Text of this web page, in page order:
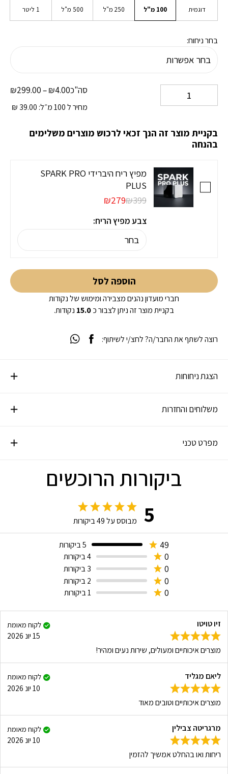
דוגמית 100 מ"ל 250 מ"ל 500 מ"ל 1 ליטר
בחר ניחוח:
סה"כ ₪4.00
–
₪299.00
מחיר ל 100 מ״ל: ₪ 39.00
בקניית מוצר זה הנך זכאי לרכוש מוצרים משלימים
בהנחה
מפיץ ריח היברידי SPARK PRO
PLUS
₪399
₪279
צבע מפיץ הריח:
הוספה לסל
חברי מועדון נהנים מצבירה ומימוש של נקודות
בקניית מוצר זה ניתן לצבור כ15.0 נקודות.
הצגת ניחוחות
משלוחים והחזרות
מפרט טכני
רוצה לשתף את החבר/ה? לחצ/י לשיתוף:
ביקורות הרוכשים
5 מבוסס על49ביקורות
49 5 ביקורות
0 4 ביקורות
0 3 ביקורות
0 2 ביקורות
0 1 ביקורות
זיו טויטו לקוח מאומת
15 יונ 2026
מוצרים איכותיים ומעולים, שירות נעים ומהיר!
ליאם מגליד לקוח מאומת
10 יונ 2026
מוצרים איכותיים וטובים מאוד
מרגריטה צבילין לקוח מאומת
10 יונ 2026
ריחות ואו בהחלט אמשיך להזמין